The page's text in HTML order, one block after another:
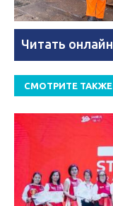
Читать онлайн
СМОТРИТЕ ТАКЖЕ